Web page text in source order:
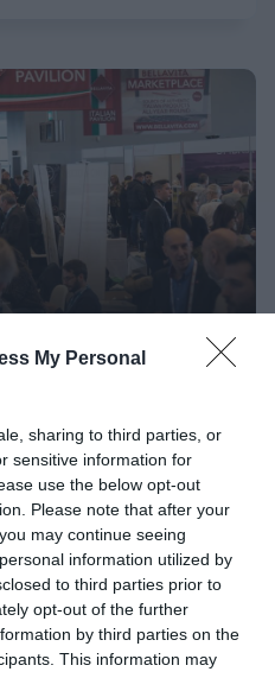
My Personal
sharing to third parties, or
sensitive information for
use the below opt-out
Please note that after your
may continue seeing
information utilized by
to third parties prior to
opt-out of the further
by third parties on the
This information may